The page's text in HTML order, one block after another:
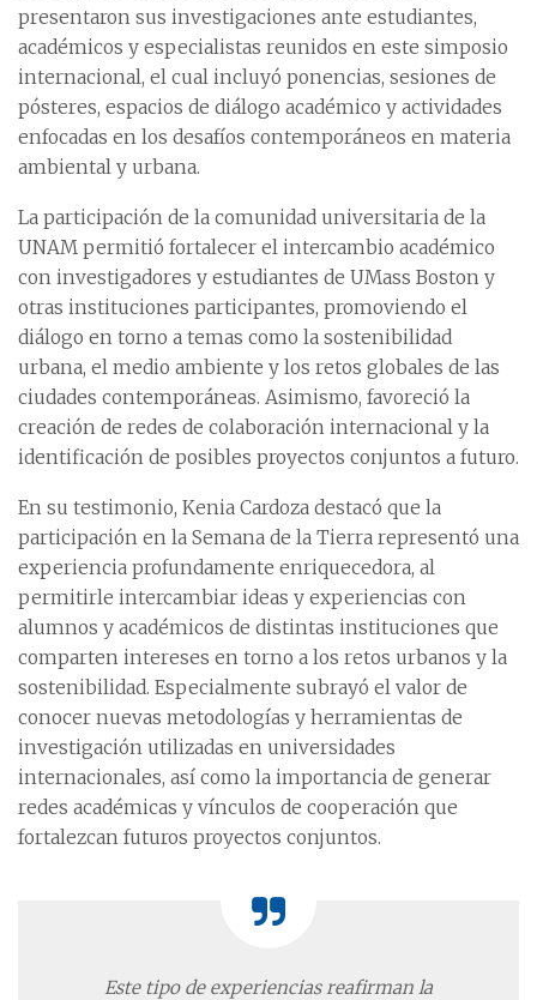
presentaron sus investigaciones ante estudiantes,
académicos y especialistas reunidos en este simposio
internacional, el cual incluyó ponencias, sesiones de
pósteres, espacios de diálogo académico y actividades
enfocadas en los desafíos contemporáneos en materia
ambiental y urbana.
La participación de la comunidad universitaria de la
UNAM permitió fortalecer el intercambio académico
con investigadores y estudiantes de UMass Boston y
otras instituciones participantes, promoviendo el
diálogo en torno a temas como la sostenibilidad
urbana, el medio ambiente y los retos globales de las
ciudades contemporáneas. Asimismo, favoreció la
creación de redes de colaboración internacional y la
identificación de posibles proyectos conjuntos a futuro.
En su testimonio, Kenia Cardoza destacó que la
participación en la Semana de la Tierra representó una
experiencia profundamente enriquecedora, al
permitirle intercambiar ideas y experiencias con
alumnos y académicos de distintas instituciones que
comparten intereses en torno a los retos urbanos y la
sostenibilidad. Especialmente subrayó el valor de
conocer nuevas metodologías y herramientas de
investigación utilizadas en universidades
internacionales, así como la importancia de generar
redes académicas y vínculos de cooperación que
fortalezcan futuros proyectos conjuntos.
Este tipo de experienciasreafirman la